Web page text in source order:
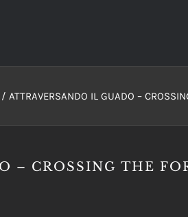
ATTRAVERSANDO IL GUADO –
– CROSSING THE